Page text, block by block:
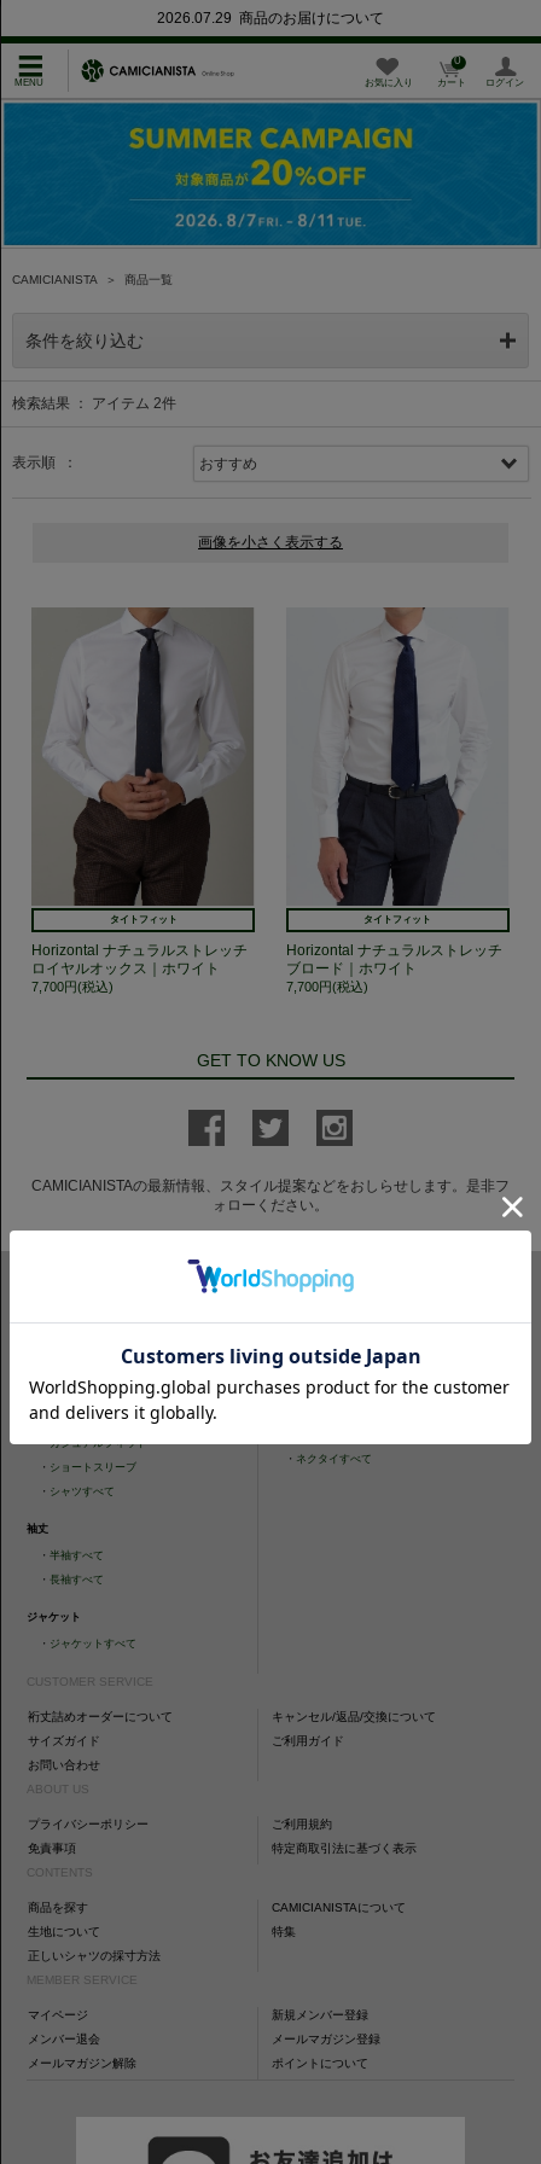
2026.07.29 商品のお届けについて
お気に入り カート
0
ログイン
CAMICIANISTA ＞ 商品一覧
条件を絞り込む
検索結果 ： アイテム 2件
表示順 ：
タイトフィット
Horizontal ナチュラルストレッチ
ロイヤルオックス｜ホワイト
7,700円(税込)
タイトフィット
Horizontal ナチュラルストレッチ
ブロード｜ホワイト
7,700円(税込)
GET TO KNOW US
CAMICIANISTAの最新情報、スタイル提案などをおしらせします。是非フ
ォローください。
・タイトフィット
・レギュラーフィット
・カジュアルフィット
・ ショートスリーブ
・ シャツすべて
袖丈
・半袖すべて
・長袖すべて
ジャケット
・ ジャケットすべて
タイトフィット
・ニットシャツすべて
・ ネクタイすべて
CUSTOMER SERVICE
裄丈詰めオーダーについて
キャンセル/返品/交換について
サイズガイド
ご利用ガイド
お問い合わせ
ABOUT US
プライバシーポリシー
ご利用規約
免責事項
特定商取引法に基づく表示
CONTENTS
商品を探す
CAMICIANISTAについて
生地について
特集
正しいシャツの採寸方法
MEMBER SERVICE
マイページ
新規メンバー登録
メンバー退会
メールマガジン登録
メールマガジン解除
ポイントについて